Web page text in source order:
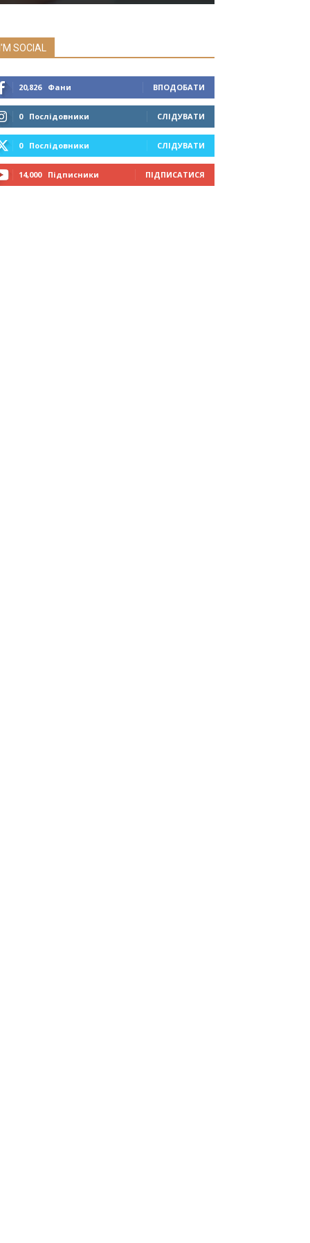
I'M SOCIAL
20,826 Фани ВПОДОБАТИ
0 Послідовники СЛІДУВАТИ
0 Послідовники СЛІДУВАТИ
14,000 Підписники ПІДПИСАТИСЯ